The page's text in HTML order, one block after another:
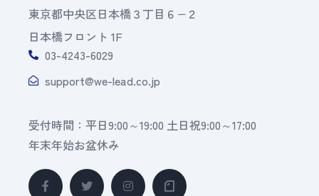
東京都中央区日本橋３丁目６−２
日本橋フロント 1F
03-4243-6029
support@we-lead.co.jp
受付時間：平日9:00～19:00 土日祝9:00～17:00
年末年始お盆休み